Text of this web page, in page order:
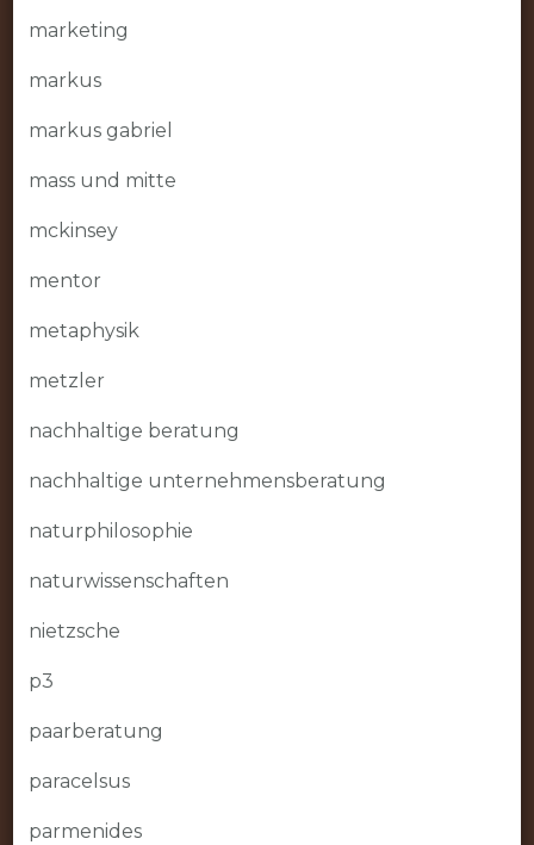
marketing
markus
markus gabriel
mass und mitte
mckinsey
mentor
metaphysik
metzler
nachhaltige beratung
nachhaltige unternehmensberatung
naturphilosophie
naturwissenschaften
nietzsche
p3
paarberatung
paracelsus
parmenides